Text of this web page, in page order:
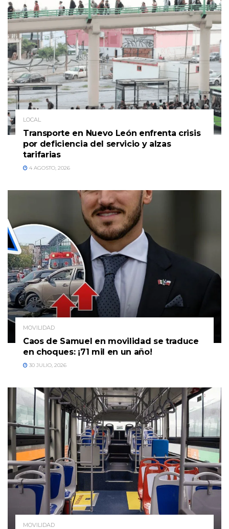
LOCAL
Transporte en Nuevo León enfrenta crisis
por deficiencia del servicio y alzas
tarifarias
4 AGOSTO, 2026
MOVILIDAD
Caos de Samuel en movilidad se traduce
en choques: ¡71 mil en un año!
30 JULIO, 2026
MOVILIDAD